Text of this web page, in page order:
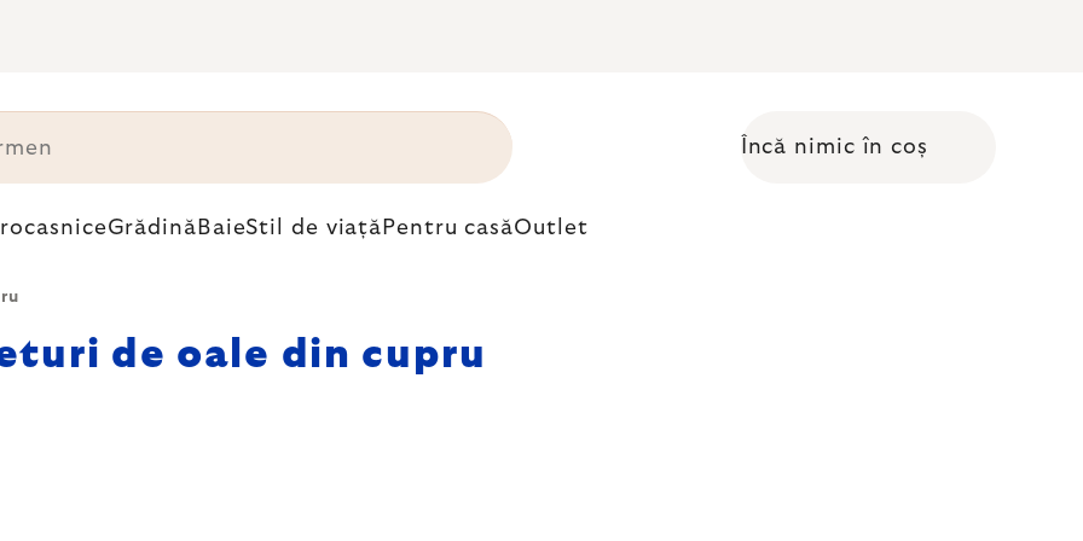
Coş de cumpărături
Încă nimic în coș
Grădină BaieStil de viață Pentru casăOutlet
de oale din cupru